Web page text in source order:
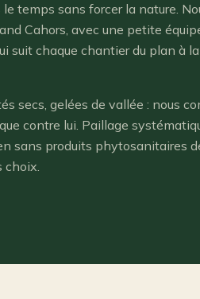
temps sans forcer la nature.
Cahors, avec une petite
suit chaque chantier du plan à
secs, gelées de vallée : nous
contre lui. Paillage
sans produits phytosanitaires
choix.